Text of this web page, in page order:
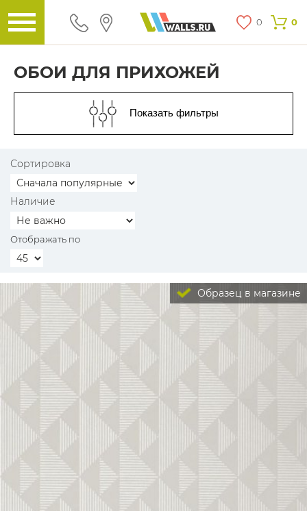
0 0
ОБОИ ДЛЯ ПРИХОЖЕЙ
Показать фильтры
Сортировка
Наличие
Отображать по
Образец в магазине